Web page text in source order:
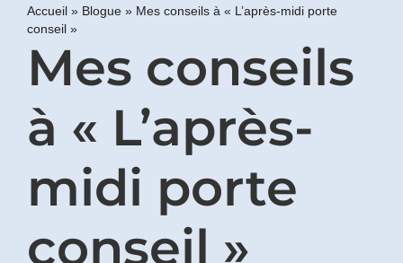
Accueil » Blogue » Mes conseils à « L’après-midi porte
conseil »
Mes conseils
à « L’après-
midi porte
conseil »
Obtenez
mon
pdf
GRAS,
MAUVAIS
vous
incrivant
mon